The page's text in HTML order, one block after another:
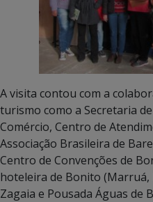
A visita contou com a
turismo como a Secretaria
Comércio, Centro de
Associação Brasileira de
Centro de Convenções de
hoteleira de Bonito (Marruá,
Zagaia e Pousada Águas de